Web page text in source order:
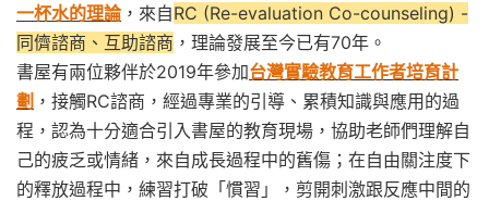
一杯水的理論，來自RC (Re-evaluation Co-counseling) -
同儕諮商、互助諮商 ，理論發展至今已有70年。
書屋有兩位夥伴於2019年參加台灣實驗教育工作者培育計
劃 ，接觸RC諮商，經過專業的引導、累積知識與應用的過
程，認為十分適合引入書屋的教育現場，協助老師們理解自
己的疲乏或情緒，來自成長過程中的舊傷；在自由關注度下
的釋放過程中，練習打破「慣習」，剪開刺激跟反應中間的